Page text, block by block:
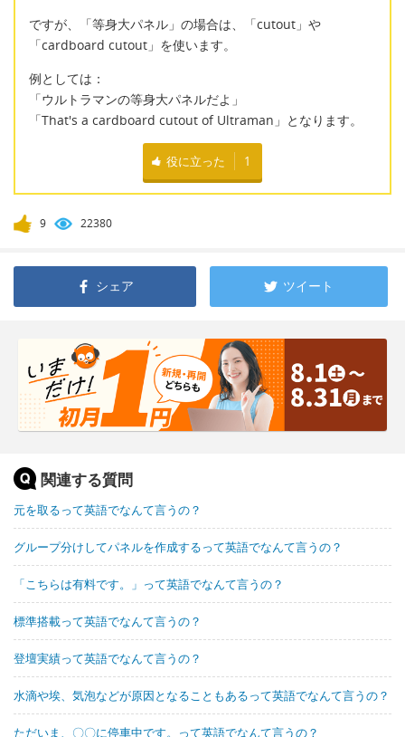
ですが、「等身大パネル」の場合は、「cutout」や
「cardboard cutout」を使います。
例としては：
「ウルトラマンの等身大パネルだよ」
「That's a cardboard cutout of Ultraman」となります。
役に立った 1
9 22380
シェア ツイート
関連する質問
元を取るって英語でなんて言うの？
グループ分けしてパネルを作成するって英語でなんて言うの？
「こちらは有料です。」って英語でなんて言うの？
標準搭載って英語でなんて言うの？
登壇実績って英語でなんて言うの？
水滴や埃、気泡などが原因となることもあるって英語でなんて言うの？
ただいま、〇〇に停車中です。って英語でなんて言うの？